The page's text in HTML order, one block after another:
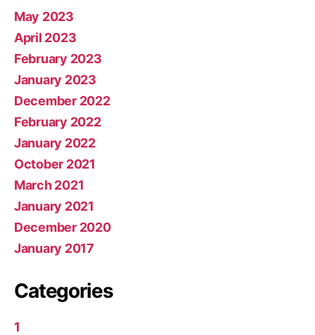
May 2023
April 2023
February 2023
January 2023
December 2022
February 2022
January 2022
October 2021
March 2021
January 2021
December 2020
January 2017
Categories
1